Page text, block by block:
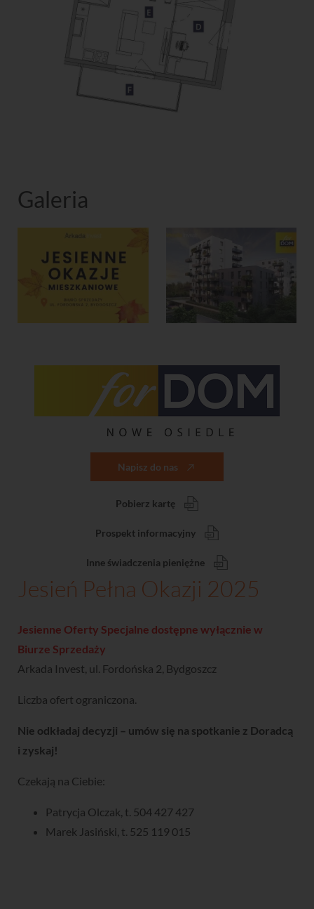
Galeria
Napisz do nas
Pobierz kartę
Prospekt informacyjny
Inne świadczenia pieniężne
Jesień Pełna Okazji 2025
Jesienne Oferty Specjalne dostępne wyłącznie w
Biurze Sprzedaży
Arkada Invest, ul. Fordońska 2, Bydgoszcz
Liczba ofert ograniczona.
Nie odkładaj decyzji – umów się na spotkanie z Doradcą
i zyskaj!
Czekają na Ciebie:
Patrycja Olczak, t. 504 427 427
Marek Jasiński, t. 525 119 015